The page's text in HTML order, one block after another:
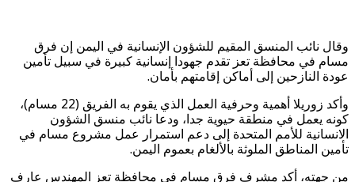
وقال نائب المنسق المقيم للشؤون الإنسانية في اليمن إن فرق
مسام في محافظة تعز تقدم جهودا إنسانية كبيرة في سبيل تأمين
عودة النازحين إلى أماكن إقامتهم بأمان.
وأكد زوريلا أهمية وحرفية العمل الذي يقوم به الفريق (22 مسام)،
كونه يعمل في منطقة حيوية جدا، ودعا نائب منسق الشؤون
الانسانية للأمم المتحدة إلى دعم استمرار عمل مشروع مسام في
تأمين المناطق الملوثة بالألغام بعموم اليمن.
من جهته، أكد مشرف فرق مسام في محافظة تعز المهندس عارف